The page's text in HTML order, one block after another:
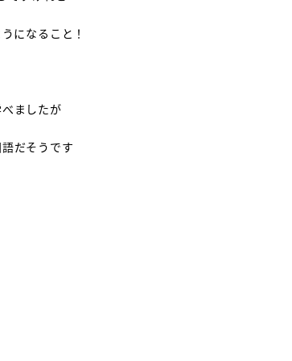
うになること！
ましたが
だそうです